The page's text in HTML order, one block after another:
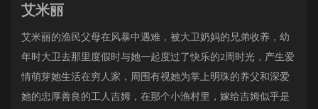
艾米丽
艾米丽的渔民父母在风暴中遇难，被大卫奶妈的兄弟收养，幼
年时大卫去那里度假时与她一起度过了快乐的2周时光，产生爱
情萌芽她生活在穷人家，周围有视她为掌上明珠的养父和深爱
她的忠厚善良的工人吉姆，在那个小渔村里，嫁给吉姆似乎是